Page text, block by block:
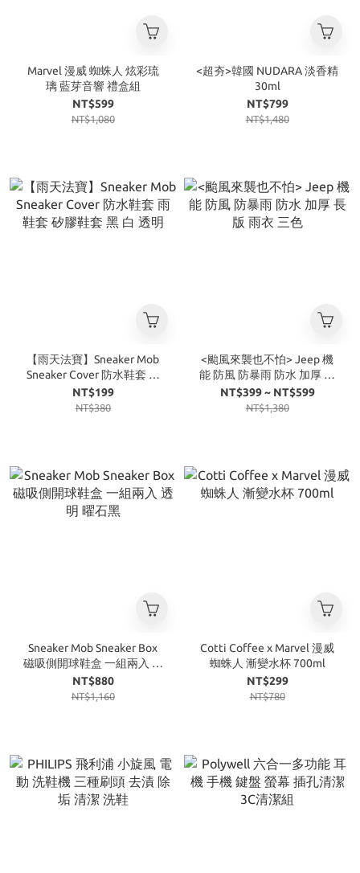
Marvel 漫威 蜘蛛人 炫彩琉
璃 藍芽音響 禮盒組
NT$599
NT$1,080
<超夯>韓國 NUDARA 淡香精
30ml
NT$799
NT$1,480
【雨天法寶】Sneaker Mob
Sneaker Cover 防水鞋套 雨
鞋套 矽膠鞋套 黑 白 透明
NT$199
NT$380
<颱風來襲也不怕> Jeep 機
能 防風 防暴雨 防水 加厚 長
版 雨衣 三色
NT$399 ~ NT$599
NT$1,380
Sneaker Mob Sneaker Box
磁吸側開球鞋盒 一組兩入 透
明 曜石黑
NT$880
NT$1,160
Cotti Coffee x Marvel 漫威
蜘蛛人 漸變水杯 700ml
NT$299
NT$780